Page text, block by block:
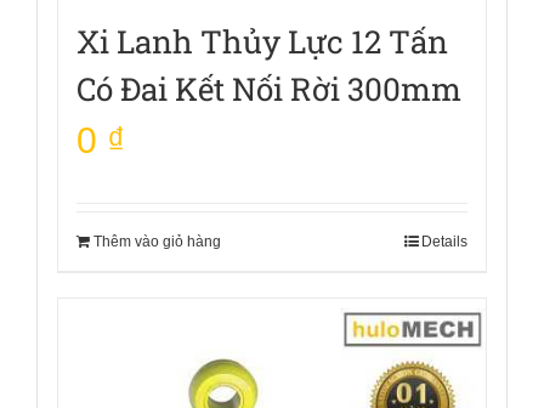
Xi Lanh Thủy Lực 12 Tấn
Có Đai Kết Nối Rời 300mm
0 ₫
Thêm vào giỏ hàng Details